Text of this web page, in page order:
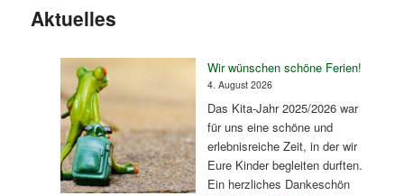
Aktuelles
Wir wünschen schöne Ferien!
4. August 2026
Das Kita-Jahr 2025/2026 war
für uns eine schöne und
erlebnisreiche Zeit, in der wir
Eure Kinder begleiten durften.
Ein herzliches Dankeschön